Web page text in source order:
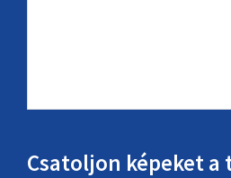
Csatoljon képeket a